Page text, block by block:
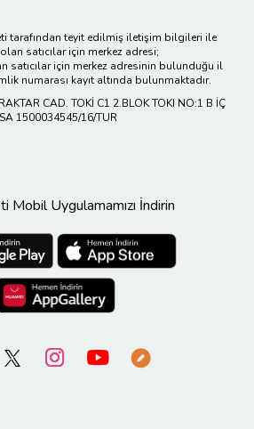
tarafından teyit edilmiş iletişim bilgileri ile
satıcılar için merkez adresi;
satıcılar için merkez adresinin bulunduğu il
numarası kayıt altında bulunmaktadır.
CAD. TOKİ C1 2.BLOK TOKI NO:1 B İÇ
1500034545/16/TUR
Mobil Uygulamamızı İndirin